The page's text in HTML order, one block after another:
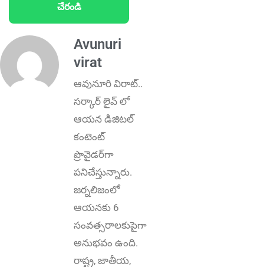
చేరండి
Avunuri
virat
ఆవునూరి విరాట్..
స‌ర్కార్ లైవ్ లో
ఆయ‌న డిజిట‌ల్
కంటెంట్
ప్రొవైడ‌ర్‌గా
ప‌నిచేస్తున్నారు.
జర్నలిజంలో
ఆయ‌న‌కు 6
సంవ‌త్స‌రాలకుపైగా
అనుభవం ఉంది.
రాష్ట్ర‌, జాతీయ,